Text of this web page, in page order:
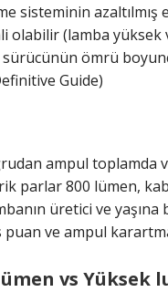
sisteminin
olabilir (lamba
sürücünün ömrü
Guide)
ampul toplamda
parlar 800 lümen,
üretici ve
puan ve ampul
vs Yüksek